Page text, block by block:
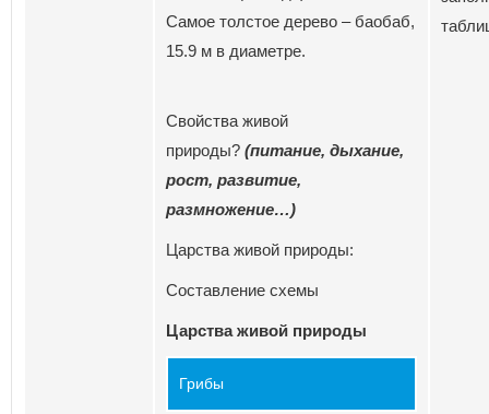
Самое толстое дерево – баобаб,
15.9 м в диаметре.
Свойства живой
природы? (питание, дыхание,
рост, развитие,
размножение…)
Царства живой природы:
Составление схемы
Царства живой природы
Грибы